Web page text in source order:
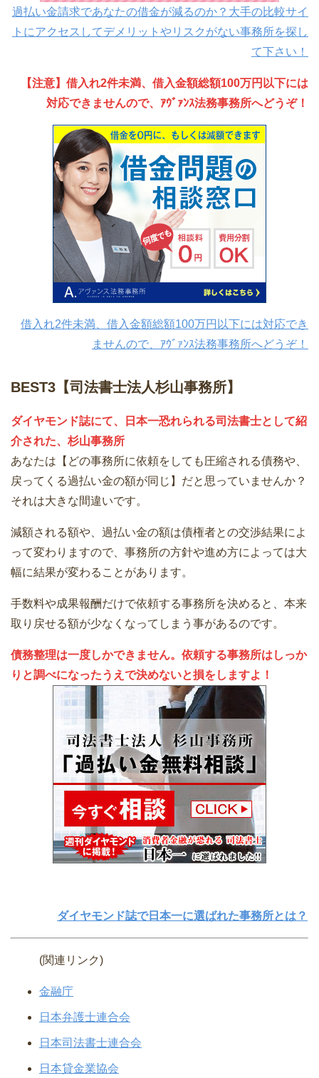
過払い金請求であなたの借金が減るのか？大手の比較サイ
トにアクセスしてデメリットやリスクがない事務所を探し
て下さい！
【注意】借入れ2件未満、借入金額総額100万円以下には
対応できませんので、ｱｳﾞｧﾝｽ法務事務所へどうぞ！
借入れ2件未満、借入金額総額100万円以下には対応でき
ませんので、ｱｳﾞｧﾝｽ法務事務所へどうぞ！
BEST3【司法書士法人杉山事務所】
ダイヤモンド誌にて、日本一恐れられる司法書士として紹
介された、杉山事務所
あなたは【どの事務所に依頼をしても圧縮される債務や、
戻ってくる過払い金の額が同じ】だと思っていませんか？
それは大きな間違いです。
減額される額や、過払い金の額は債権者との交渉結果によ
って変わりますので、事務所の方針や進め方によっては大
幅に結果が変わることがあります。
手数料や成果報酬だけで依頼する事務所を決めると、本来
取り戻せる額が少なくなってしまう事があるのです。
債務整理は一度しかできません。依頼する事務所はしっか
りと調べになったうえで決めないと損をしますよ！
ダイヤモンド誌で日本一に選ばれた事務所とは？
(関連リンク)
金融庁
日本弁護士連合会
日本司法書士連合会
日本貸金業協会